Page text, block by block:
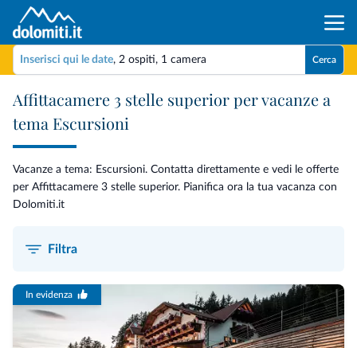
Inserisci qui le date, 2 ospiti, 1 camera Cerca
Affittacamere 3 stelle superior per vacanze a
tema Escursioni
Vacanze a tema: Escursioni. Contatta direttamente e vedi le offerte
per Affittacamere 3 stelle superior. Pianifica ora la tua vacanza con
Dolomiti.it
Filtra
In evidenza